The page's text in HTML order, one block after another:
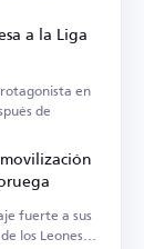
a la Liga
en
de
fuerte a sus
los Leones